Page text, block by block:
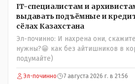
IT-специалистам и
выдавать подъёмные и
сёлах Казахстана
Эл-починно: И нахрена они,
нужны?😁 как без айтишников в
подумайте)
Эл-починно 7 августа 2026 г. в 21:56